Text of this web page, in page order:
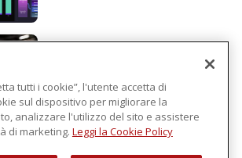
Regolamento macchine
tutti i cookie”, l'utente accetta di
sul dispositivo per migliorare la
analizzare l'utilizzo del sito e assistere
di marketing. Leggi la Cookie Policy